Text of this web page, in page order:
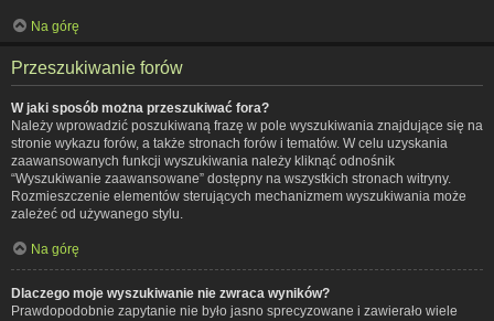
Na górę
Przeszukiwanie forów
W jaki sposób można przeszukiwać fora?
Należy wprowadzić poszukiwaną frazę w pole wyszukiwania znajdujące się na
stronie wykazu forów, a także stronach forów i tematów. W celu uzyskania
zaawansowanych funkcji wyszukiwania należy kliknąć odnośnik
“Wyszukiwanie zaawansowane” dostępny na wszystkich stronach witryny.
Rozmieszczenie elementów sterujących mechanizmem wyszukiwania może
zależeć od używanego stylu.
Na górę
Dlaczego moje wyszukiwanie nie zwraca wyników?
Prawdopodobnie zapytanie nie było jasno sprecyzowane i zawierało wiele